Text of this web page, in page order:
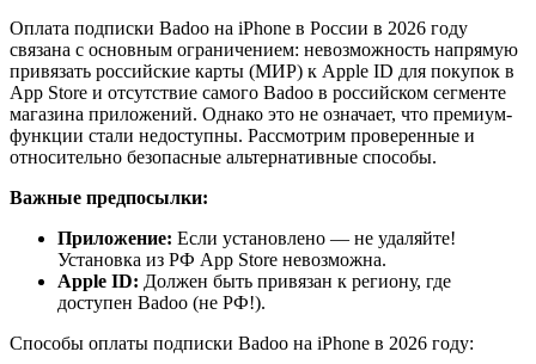
Оплата подписки Badoo на iPhone в России в 2026 году
связана с основным ограничением: невозможность напрямую
привязать российские карты (МИР) к Apple ID для покупок в
App Store и отсутствие самого Badoo в российском сегменте
магазина приложений. Однако это не означает, что премиум-
функции стали недоступны. Рассмотрим проверенные и
относительно безопасные альтернативные способы.
Важные предпосылки:
Приложение: Если установлено — не удаляйте!
Установка из РФ App Store невозможна.
Apple ID: Должен быть привязан к региону, где
доступен Badoo (не РФ!).
Способы оплаты подписки Badoo на iPhone в 2026 году: